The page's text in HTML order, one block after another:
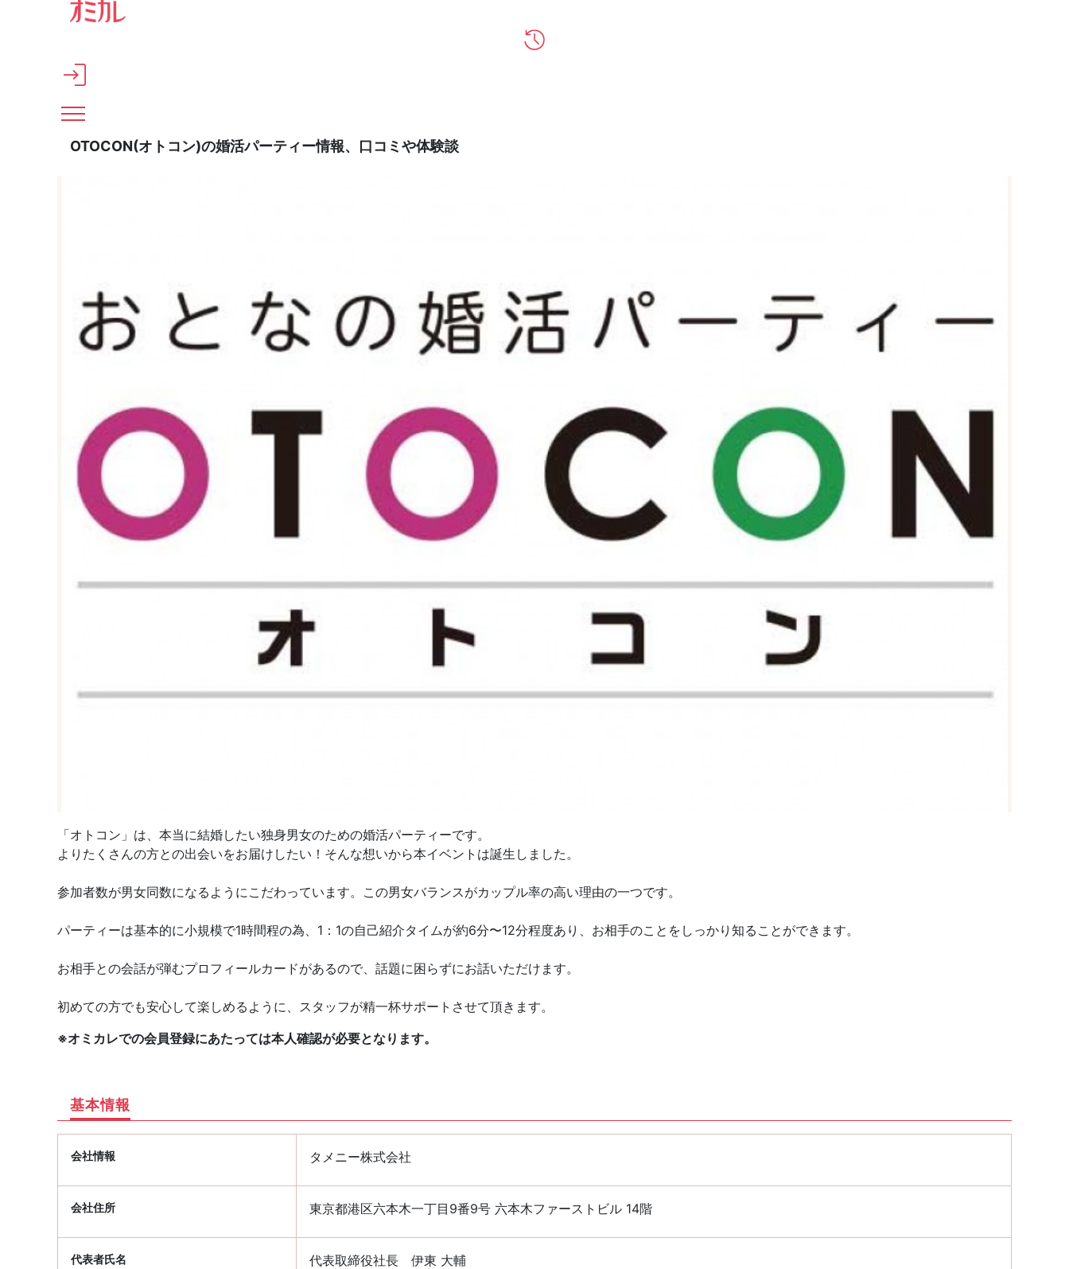
メインコンテンツへスキップ
OTOCON(オトコン)の婚活パーティー情報、口コミや体験談
「オトコン」は、本当に結婚したい独身男女のための婚活パーティーです。
よりたくさんの方との出会いをお届けしたい！そんな想いから本イベントは誕生しました。
参加者数が男女同数になるようにこだわっています。この男女バランスがカップル率の高い理由の一つです。
パーティーは基本的に小規模で1時間程の為、1：1の自己紹介タイムが約6分〜12分程度あり、お相手のことをしっかり知ることができます。
お相手との会話が弾むプロフィールカードがあるので、話題に困らずにお話いただけます。
初めての方でも安心して楽しめるように、スタッフが精一杯サポートさせて頂きます。
※オミカレでの会員登録にあたっては本人確認が必要となります。
基本情報
会社情報 タメニー株式会社
会社住所 東京都港区六本木一丁目9番9号 六本木ファーストビル 14階
代表者氏名 代表取締役社長 伊東 大輔